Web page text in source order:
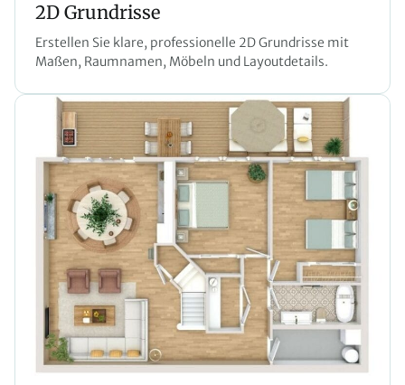
2D Grundrisse
Erstellen Sie klare, professionelle 2D Grundrisse mit
Maßen, Raumnamen, Möbeln und Layoutdetails.